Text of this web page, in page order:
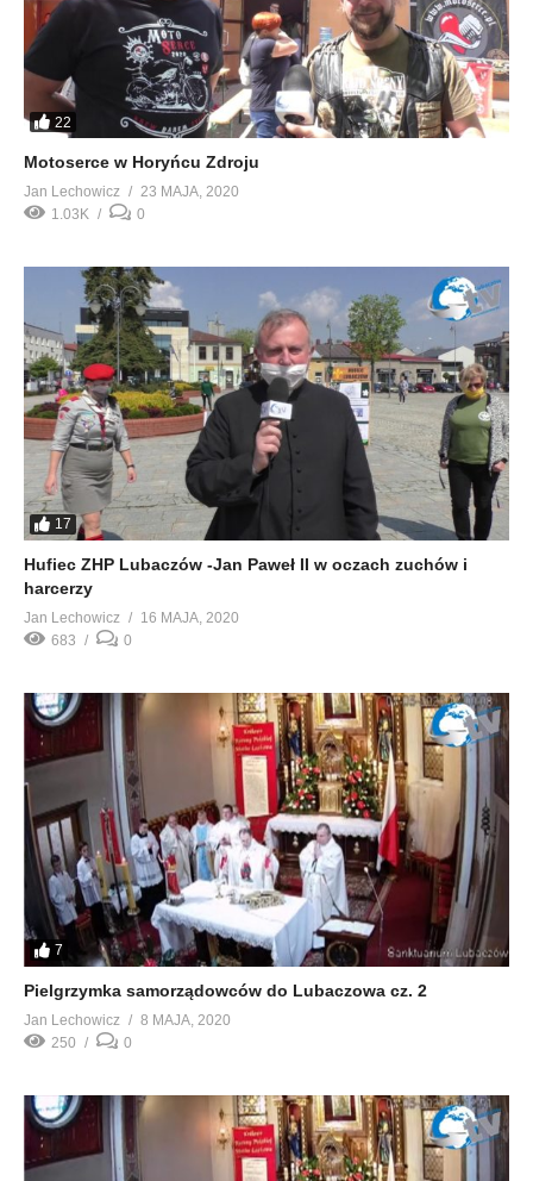
22
Motoserce w Horyńcu Zdroju
Jan Lechowicz
23 MAJA, 2020
1.03K
0
17
Hufiec ZHP Lubaczów -Jan Paweł II w oczach zuchów i
harcerzy
Jan Lechowicz
16 MAJA, 2020
683
0
7
Pielgrzymka samorządowców do Lubaczowa cz. 2
Jan Lechowicz
8 MAJA, 2020
250
0